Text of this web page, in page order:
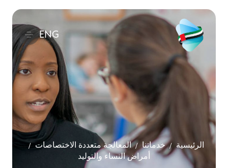
ENG
الرئيسية / خدماتنا / المعالجة متعددة الاختصاصات /
أمراض النساء والتوليد